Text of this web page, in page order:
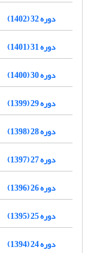
دوره 32 (1402)
دوره 31 (1401)
دوره 30 (1400)
دوره 29 (1399)
دوره 28 (1398)
دوره 27 (1397)
دوره 26 (1396)
دوره 25 (1395)
دوره 24 (1394)